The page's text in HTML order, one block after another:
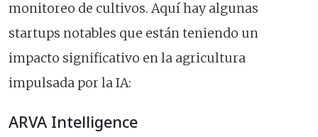
monitoreo de cultivos. Aquí hay algunas
startups notables que están teniendo un
impacto significativo en la agricultura
impulsada por la IA:
ARVA Intelligence